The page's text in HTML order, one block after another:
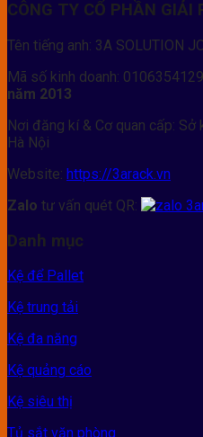
CÔNG TY CỔ PHẦN GIẢI
Tên tiếng anh: 3A SOLUTION
Mã số kinh doanh:
năm 2013
Nơi đăng kí & Cơ quan cấp:
Hà Nội
Website: https://3arack.vn
Zalo tư vấn quét QR:
Danh mục
Kệ để Pallet
Kệ trung tải
Kệ đa năng
Kệ quảng cáo
Kệ siêu thị
Tủ sắt văn phòng